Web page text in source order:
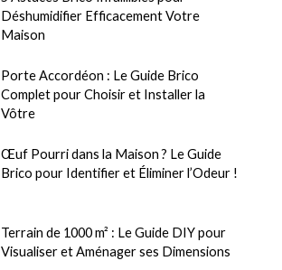
Déshumidifier Efficacement Votre
Maison
Porte Accordéon : Le Guide Brico
Complet pour Choisir et Installer la
Vôtre
Œuf Pourri dans la Maison ? Le Guide
Brico pour Identifier et Éliminer l’Odeur !
Terrain de 1000 m² : Le Guide DIY pour
Visualiser et Aménager ses Dimensions